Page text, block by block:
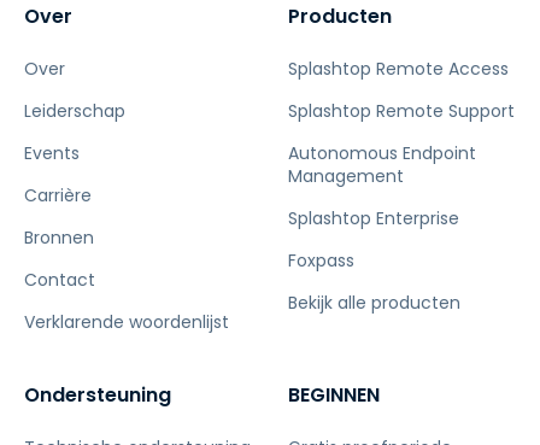
Over
Over
Leiderschap
Events
Carrière
Bronnen
Contact
Verklarende woordenlijst
Producten
Splashtop Remote Access
Splashtop Remote Support
Autonomous Endpoint
Management
Splashtop Enterprise
Foxpass
Bekijk alle producten
Ondersteuning BEGINNEN